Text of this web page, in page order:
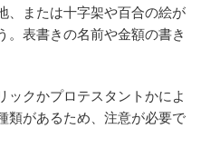
、または十字架や百合の絵が
。表書きの名前や金額の書き
ックかプロテスタントかによ
類があるため、注意が必要で